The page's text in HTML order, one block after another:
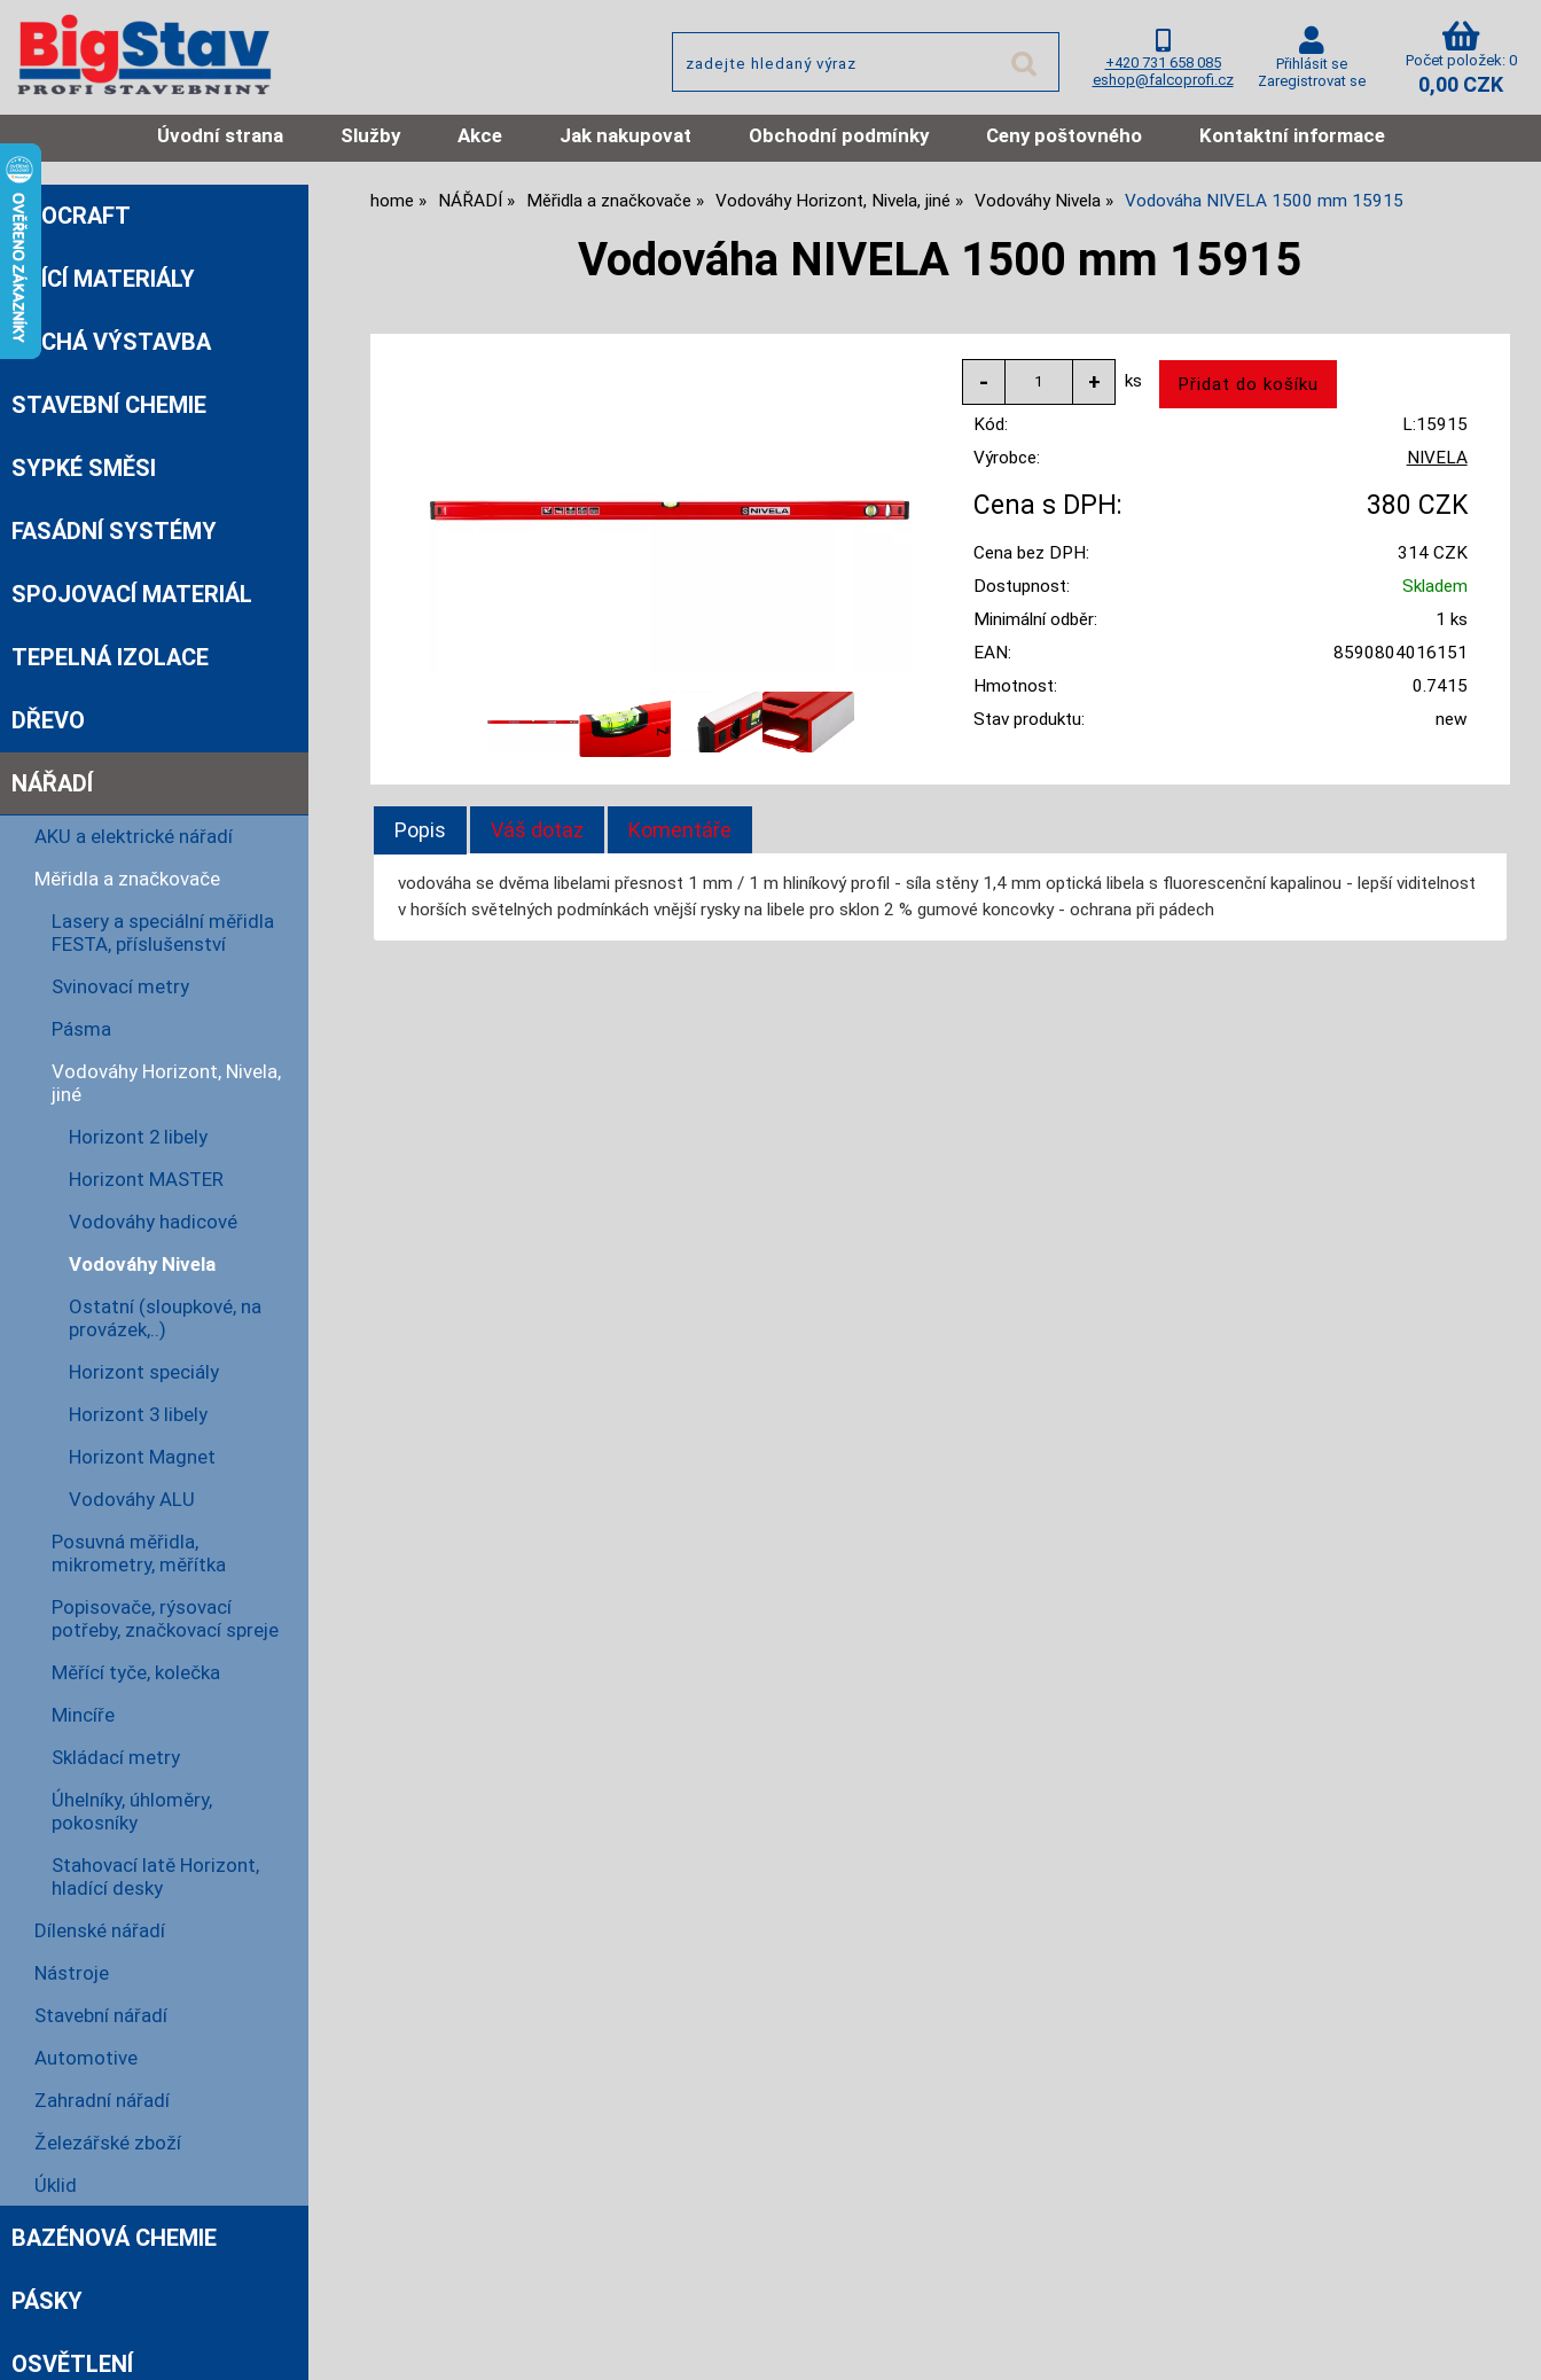
+420 731 658 085
eshop@falcoprofi.cz
Přihlásit se
Zaregistrovat se
Počet položek: 0
0,00 CZK
Úvodní strana Služby Akce Jak nakupovat Obchodní podmínky Ceny poštovného Kontaktní informace
home NÁŘADÍ Měřidla a značkovače Vodováhy Horizont, Nivela, jiné Vodováhy Nivela Vodováha NIVELA 1500 mm 15915
Vodováha NIVELA 1500 mm 15915
ks
Kód:
L:15915
Výrobce:
NIVELA
Cena s DPH: 380 CZK
Cena bez DPH:
314 CZK
Dostupnost:
Skladem
Minimální odběr:
1 ks
EAN:
8590804016151
Hmotnost:
0.7415
Stav produktu:
new
Popis Váš dotaz Komentáře
vodováha se dvěma libelami přesnost 1 mm / 1 m hliníkový profil - síla stěny 1,4 mm optická libela s fluorescenční kapalinou - lepší viditelnost
v horších světelných podmínkách vnější rysky na libele pro sklon 2 % gumové koncovky - ochrana při pádech
PROCRAFT
ZDÍCÍ MATERIÁLY
SUCHÁ VÝSTAVBA
STAVEBNÍ CHEMIE
SYPKÉ SMĚSI
FASÁDNÍ SYSTÉMY
SPOJOVACÍ MATERIÁL
TEPELNÁ IZOLACE
DŘEVO
NÁŘADÍ
AKU a elektrické nářadí
Měřidla a značkovače
Lasery a speciální měřidla
FESTA, příslušenství
Svinovací metry
Pásma
Vodováhy Horizont, Nivela,
jiné
Horizont 2 libely
Horizont MASTER
Vodováhy hadicové
Vodováhy Nivela
Ostatní (sloupkové, na
provázek,..)
Horizont speciály
Horizont 3 libely
Horizont Magnet
Vodováhy ALU
Posuvná měřidla,
mikrometry, měřítka
Popisovače, rýsovací
potřeby, značkovací spreje
Měřící tyče, kolečka
Mincíře
Skládací metry
Úhelníky, úhloměry,
pokosníky
Stahovací latě Horizont,
hladící desky
Dílenské nářadí
Nástroje
Stavební nářadí
Automotive
Zahradní nářadí
Železářské zboží
Úklid
BAZÉNOVÁ CHEMIE
PÁSKY
OSVĚTLENÍ